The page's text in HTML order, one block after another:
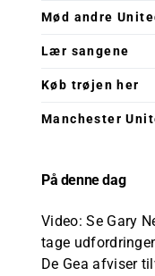
Mød andre
Lær sangene
Køb trøjen her
Manchester
På denne dag
Video: Se Gary
tage
De Gea afviser